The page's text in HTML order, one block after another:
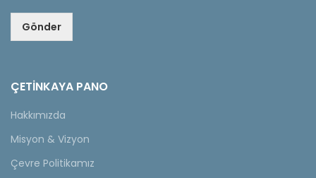
Gönder
ÇETINKAYA PANO
Hakkımızda
Misyon & Vizyon
Çevre Politikamız